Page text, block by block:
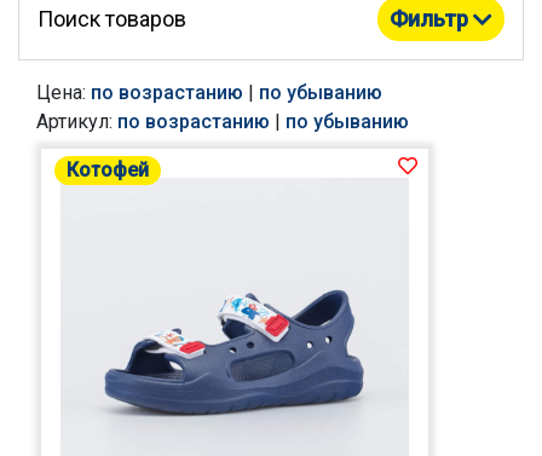
Поиск товаров Фильтр
Цена: по возрастанию | по убыванию
Артикул: по возрастанию | по убыванию
Котофей